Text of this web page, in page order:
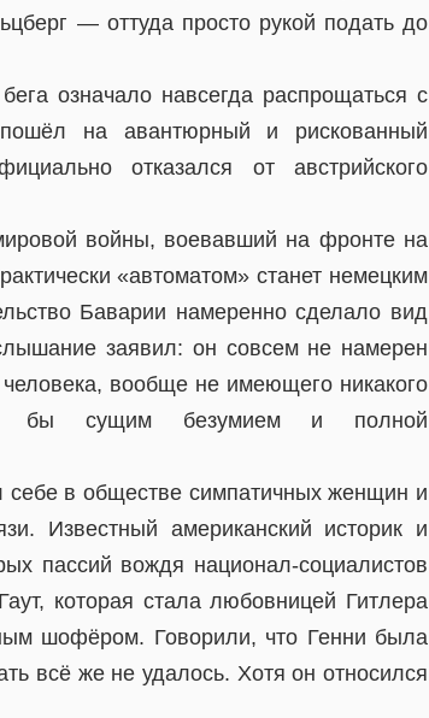
— оттуда просто рукой подать до
означало навсегда распрощаться с
на авантюрный и рискованный
отказался от австрийского
войны, воевавший на фронте на
«автоматом» станет немецким
Баварии намеренно сделало вид
заявил: он совсем не намерен
вообще не имеющего никакого
бы сущим безумием и полной
в обществе симпатичных женщин и
Известный американский историк и
пассий вождя национал-социалистов
которая стала любовницей Гитлера
шофёром. Говорили, что Генни была
всё же не удалось. Хотя он относился